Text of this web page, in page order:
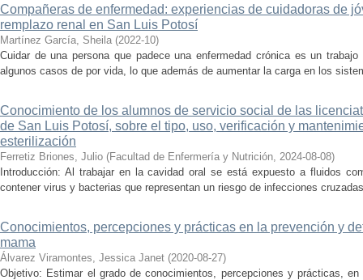
Compañeras de enfermedad: experiencias de cuidadoras de
remplazo renal en San Luis Potosí
Martínez García, Sheila (2022-10)
Cuidar de una persona que padece una enfermedad crónica es un
algunos casos de por vida, lo que además de aumentar la carga en los
Conocimiento de los alumnos de servicio social de las
de San Luis Potosí, sobre el tipo, uso, verificación y
esterilización
Ferretiz Briones, Julio (Facultad de Enfermería y Nutrición, 2024-08-08)
Introducción: Al trabajar en la cavidad oral se está expuesto a fluidos
contener virus y bacterias que representan un riesgo de infecciones
Conocimientos, percepciones y prácticas en la prevención y
mama
Álvarez Viramontes, Jessica Janet (2020-08-27)
Objetivo: Estimar el grado de conocimientos, percepciones y prácticas,